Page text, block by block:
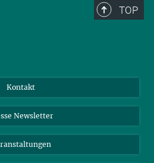
TOP
Kontakt
Newsletter